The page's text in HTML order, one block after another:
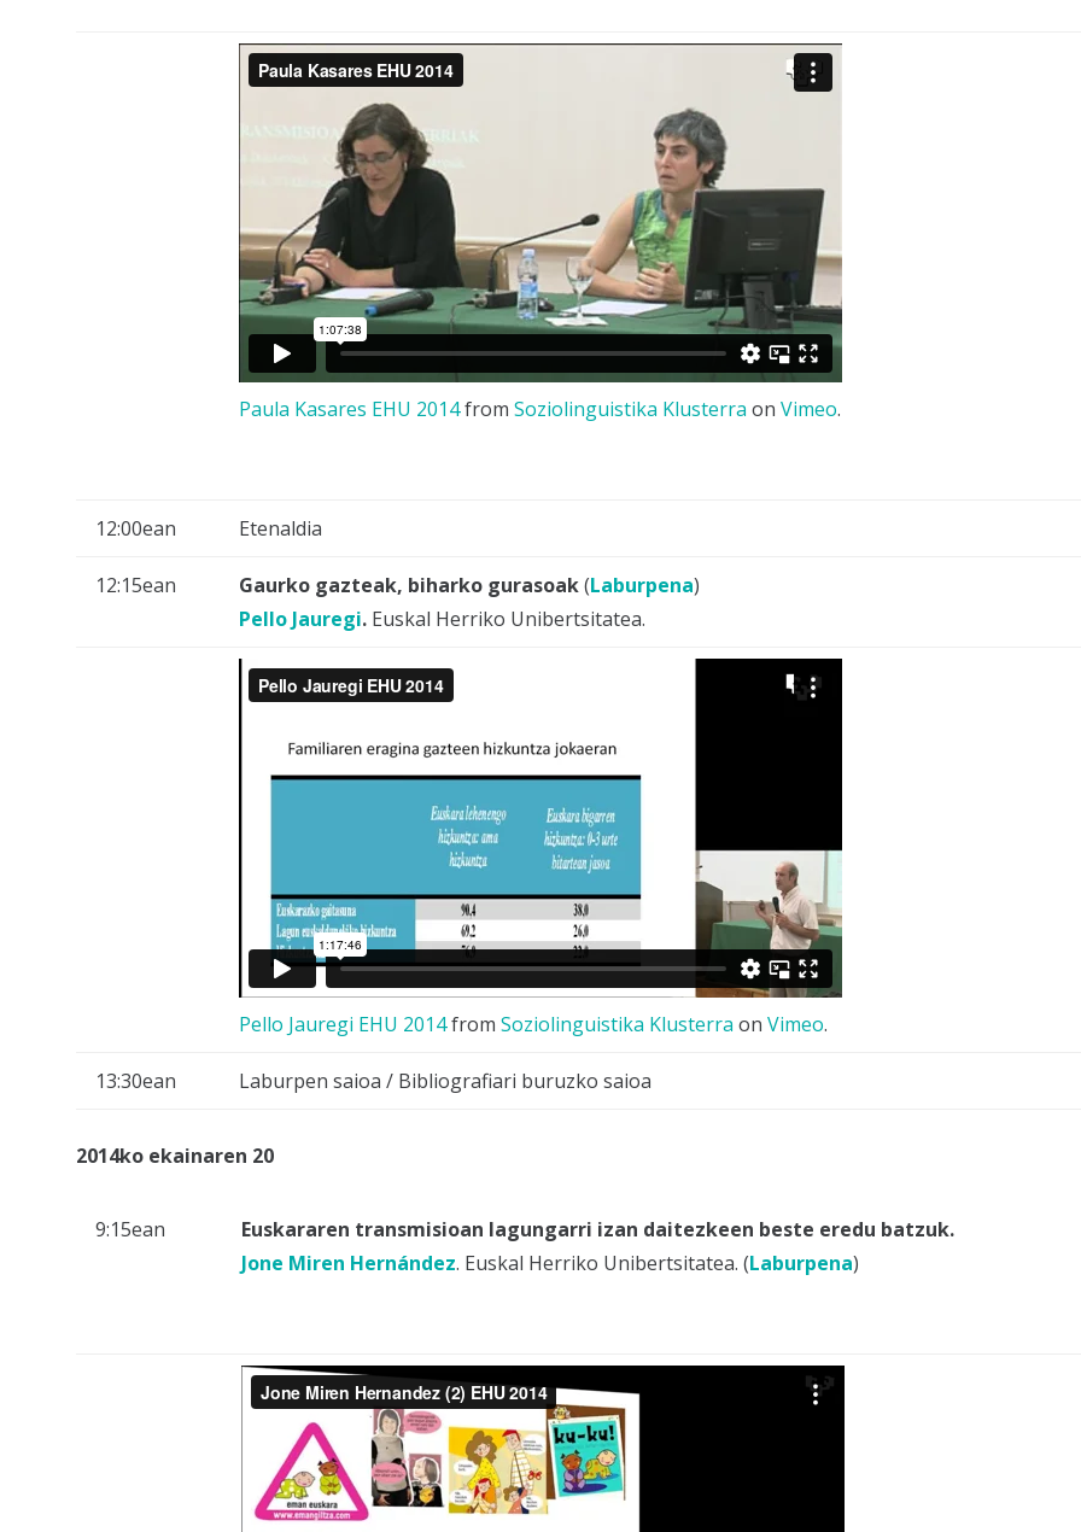
Paula Kasares EHU 2014from Soziolinguistika Klusterra on Vimeo.
12:00ean Etenaldia
12:15ean Gaurko gazteak, biharko gurasoak(Laburpena)
Pello Jauregi. Euskal Herriko Unibertsitatea.
Pello Jauregi EHU 2014from Soziolinguistika Klusterra on Vimeo.
13:30ean Laburpen saioa / Bibliografiari buruzko saioa
2014ko ekainaren 20
9:15ean
Euskararen transmisioan lagungarri izan daitezkeen beste eredu batzuk.
Jone Miren Hernández. Euskal Herriko Unibertsitatea. (Laburpena)